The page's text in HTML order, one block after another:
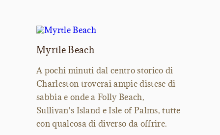
Myrtle Beach
A pochi minuti dal centro storico di
Charleston troverai ampie distese di
sabbia e onde a Folly Beach,
Sullivan's Island e Isle of Palms, tutte
con qualcosa di diverso da offrire.